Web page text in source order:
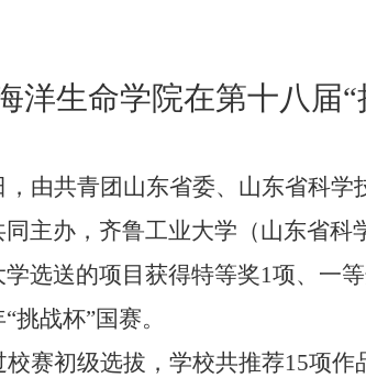
洋生命学院在第十八届
，由共青团山东省委、山东省科
主办，齐鲁工业大学（山东省科
学选送的项目获得特等奖1项、一
挑战杯”国赛。
校赛初级选拔，学校共推荐15项作